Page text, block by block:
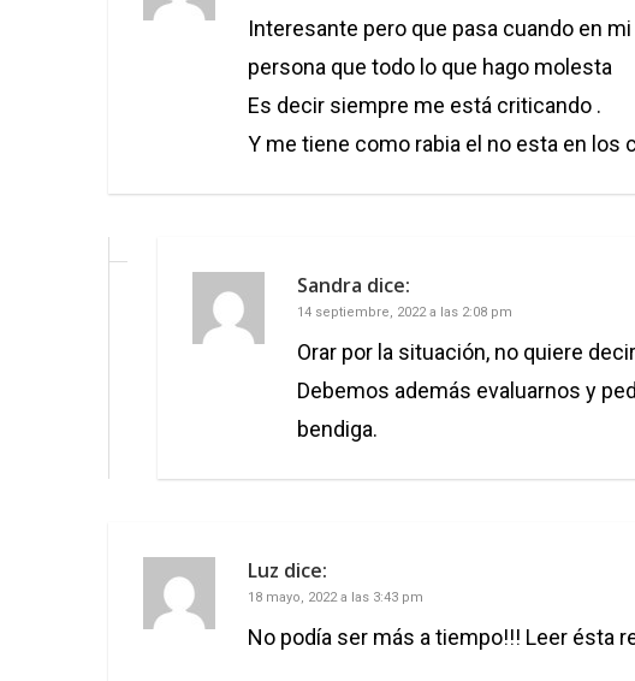
Interesante pero que pasa cuando en
persona que todo lo que hago molesta
Es decir siempre me está criticando .
Y me tiene como rabia el no esta en los
Sandra dice:
14 septiembre, 2022 a las 2:08 pm
Orar por la situación, no quiere
Debemos además evaluarnos y
bendiga.
Luz dice:
18 mayo, 2022 a las 3:43 pm
No podía ser más a tiempo!!! Leer ésta